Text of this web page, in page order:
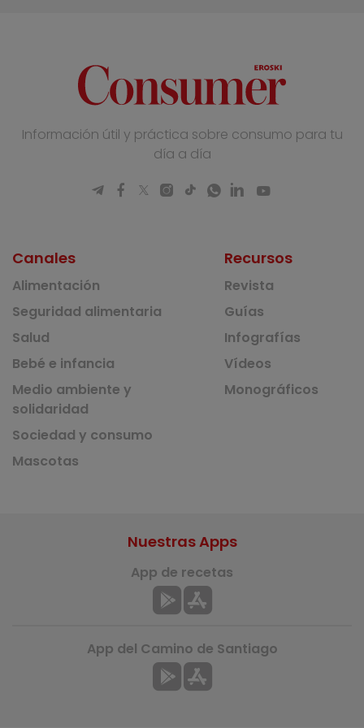
Información útil y práctica sobre consumo para tu
día a día
Canales
Alimentación
Seguridad alimentaria
Salud
Bebé e infancia
Medio ambiente y
solidaridad
Sociedad y consumo
Mascotas
Recursos
Revista
Guías
Infografías
Vídeos
Monográficos
Nuestras Apps
App de recetas
App del Camino de Santiago